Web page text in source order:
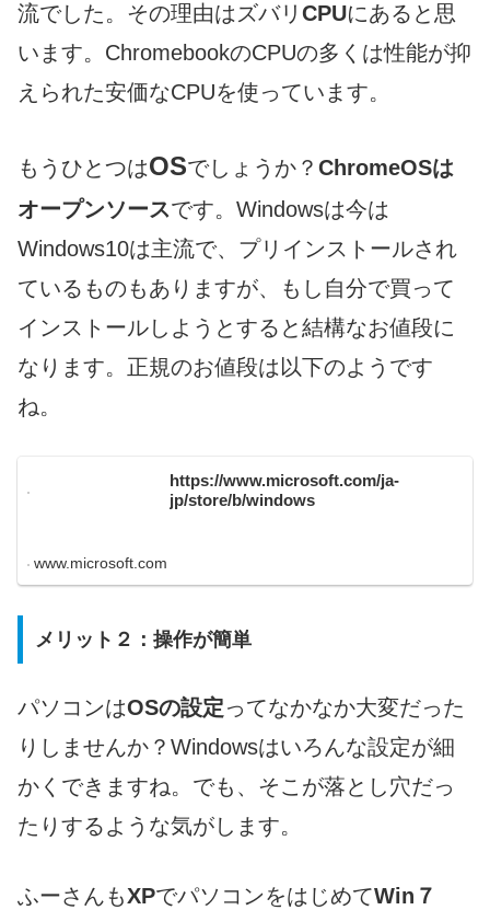
流でした。その理由はズバリ CPUにあると思
います。ChromebookのCPUの多くは性能が抑
えられた安価なCPUを使っています。
もうひとつはOSでしょうか？ ChromeOSは
オープンソースです。Windowsは今は
Windows10は主流で、プリインストールされ
ているものもありますが、もし自分で買って
インストールしようとすると結構なお値段に
なります。正規のお値段は以下のようです
ね。
https://www.microsoft.com/ja-
jp/store/b/windows
www.microsoft.com
メリット２：操作が簡単
パソコンはOSの設定ってなかなか大変だった
りしませんか？Windowsはいろんな設定が細
かくできますね。でも、そこが落とし穴だっ
たりするような気がします。
ふーさんもXPでパソコンをはじめてWin７